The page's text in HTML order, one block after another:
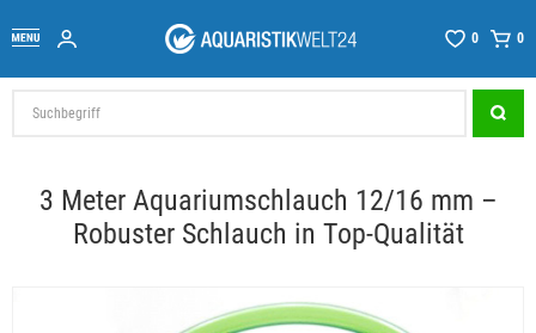
0 0
3 Meter Aquariumschlauch 12/16 mm –
Robuster Schlauch in Top-Qualität